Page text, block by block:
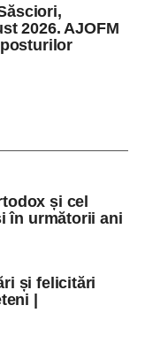
2026. AJOFM
și cel
în următorii ani
și felicitări
|